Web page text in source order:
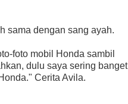
sama dengan sang ayah.
foto mobil Honda sambil
dulu saya sering banget
Cerita Avila.